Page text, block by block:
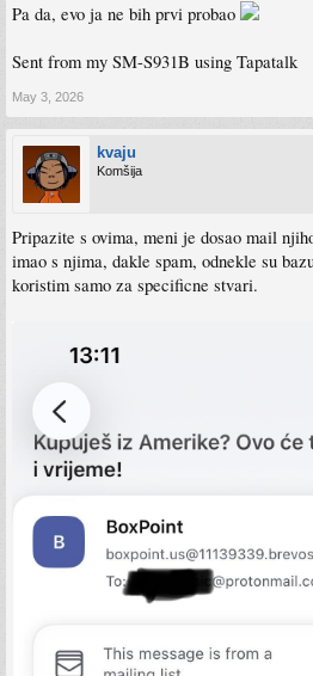
Pa da, evo ja ne bih prvi probao
Sent from my SM-S931B using Tapatalk
May 3, 2026
kvaju
Komšija
Pripazite s ovima, meni je dosao mail
imao s njima, dakle spam, odnekle su
koristim samo za specificne stvari.